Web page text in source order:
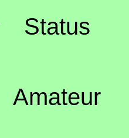
Status
Amateur